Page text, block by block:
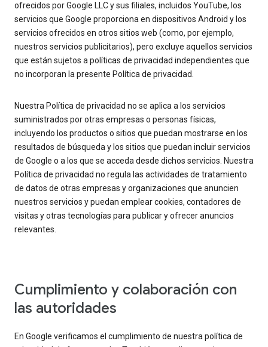
ofrecidos por Google LLC y sus filiales, incluidos YouTube, los
servicios que Google proporciona en dispositivos Android y los
servicios ofrecidos en otros sitios web (como, por ejemplo,
nuestros servicios publicitarios), pero excluye aquellos servicios
que están sujetos a políticas de privacidad independientes que
no incorporan la presente Política de privacidad.
Nuestra Política de privacidad no se aplica a los servicios
suministrados por otras empresas o personas físicas,
incluyendo los productos o sitios que puedan mostrarse en los
resultados de búsqueda y los sitios que puedan incluir servicios
de Google o a los que se acceda desde dichos servicios. Nuestra
Política de privacidad no regula las actividades de tratamiento
de datos de otras empresas y organizaciones que anuncien
nuestros servicios y puedan emplear cookies, contadores de
visitas y otras tecnologías para publicar y ofrecer anuncios
relevantes.
Cumplimiento y colaboración con
las autoridades
En Google verificamos el cumplimiento de nuestra política de